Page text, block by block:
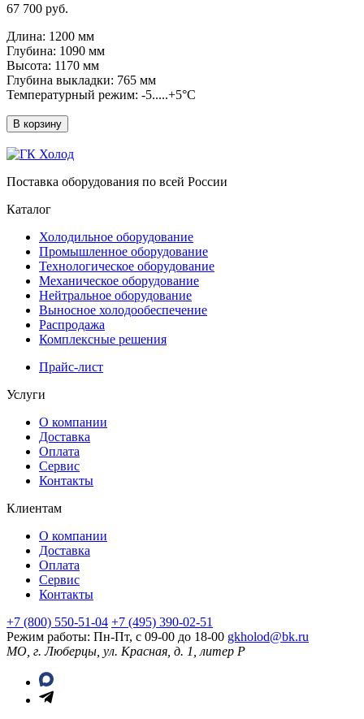
67 700 руб.
Длина: 1200 мм
Глубина: 1090 мм
Высота: 1170 мм
Глубина выкладки: 765 мм
Температурный режим: -5.....+5°C
В корзину
Поставка оборудования по всей России
Каталог
Холодильное оборудование
Промышленное оборудование
Технологическое оборудование
Механическое оборудование
Нейтральное оборудование
Выносное холодообеспечение
Распродажа
Комплексные решения
Прайс-лист
Услуги
О компании
Доставка
Оплата
Сервис
Контакты
Клиентам
О компании
Доставка
Оплата
Сервис
Контакты
+7 (800) 550-51-04 +7 (495) 390-02-51
Режим работы: Пн-Пт, с 09-00 до 18-00 gkholod@bk.ru
МО, г. Люберцы, ул. Красная, д. 1, литер Р